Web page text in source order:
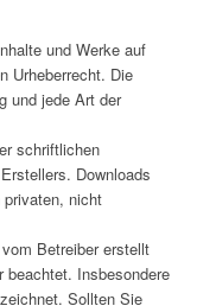
und Werke auf
Urheberrecht. Die
und jede Art der
schriftlichen
Downloads
nicht
Betreiber erstellt
beachtet. Insbesondere
Sollten Sie